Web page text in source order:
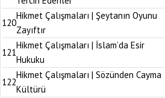
120
Hikmet Çalışmaları | Şeytanın Oyunu
Zayıftır
121
Hikmet Çalışmaları | İslam’da Esir
Hukuku
122
Hikmet Çalışmaları | Sözünden Cayma
Kültürü